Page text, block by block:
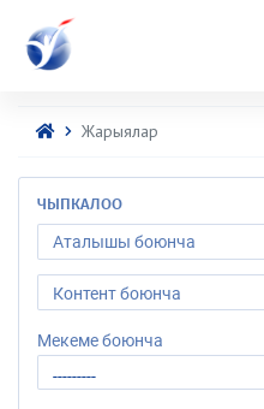
Жарыялар
ЧЫПКАЛОО
Мекеме боюнча